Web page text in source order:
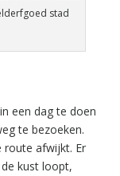
stad
een dag te doen
te bezoeken.
route afwijkt. Er
kust loopt,